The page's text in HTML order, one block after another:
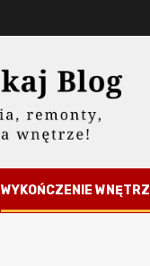
WYKOŃCZENIE WNĘTRZ